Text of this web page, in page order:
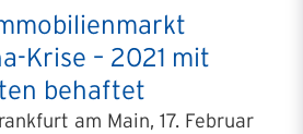
Krise – 2021 mit
behaftet
am Main, 17. Februar